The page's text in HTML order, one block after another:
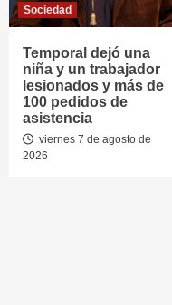
Sociedad
Temporal dejó una
niña y un trabajador
lesionados y más de
100 pedidos de
asistencia
viernes 7 de agosto de
2026